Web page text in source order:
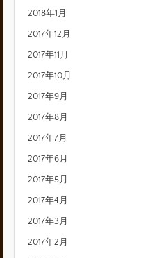
2018年1月
2017年12月
2017年11月
2017年10月
2017年9月
2017年8月
2017年7月
2017年6月
2017年5月
2017年4月
2017年3月
2017年2月